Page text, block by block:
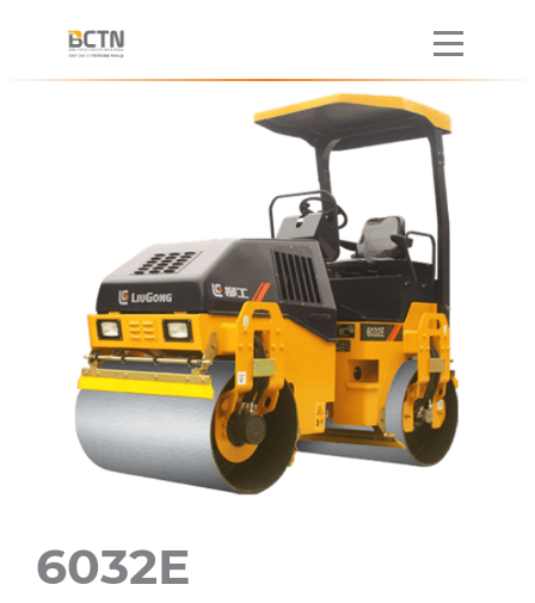
6032E